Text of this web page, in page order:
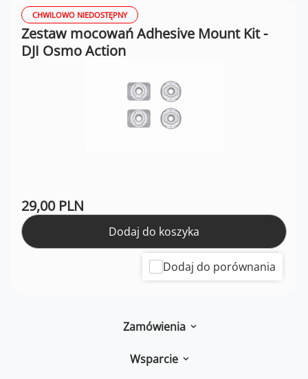
CHWILOWO NIEDOSTĘPNY
Zestaw mocowań Adhesive Mount Kit -
DJI Osmo Action
29,00 PLN
Dodaj do koszyka
Dodaj do porównania
Zamówienia
Wsparcie